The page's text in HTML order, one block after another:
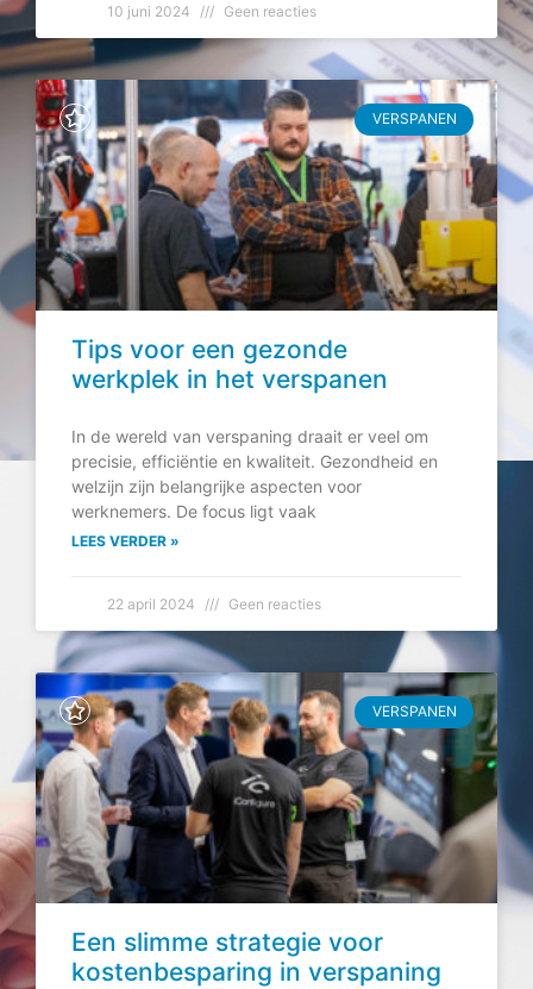
10 juni 2024 Geen reacties
VERSPANEN
Tips voor een gezonde
werkplek in het verspanen
In de wereld van verspaning draait er veel om
precisie, efficiëntie en kwaliteit. Gezondheid en
welzijn zijn belangrijke aspecten voor
werknemers. De focus ligt vaak
LEES VERDER »
22 april 2024 Geen reacties
VERSPANEN
Een slimme strategie voor
kostenbesparing in verspaning